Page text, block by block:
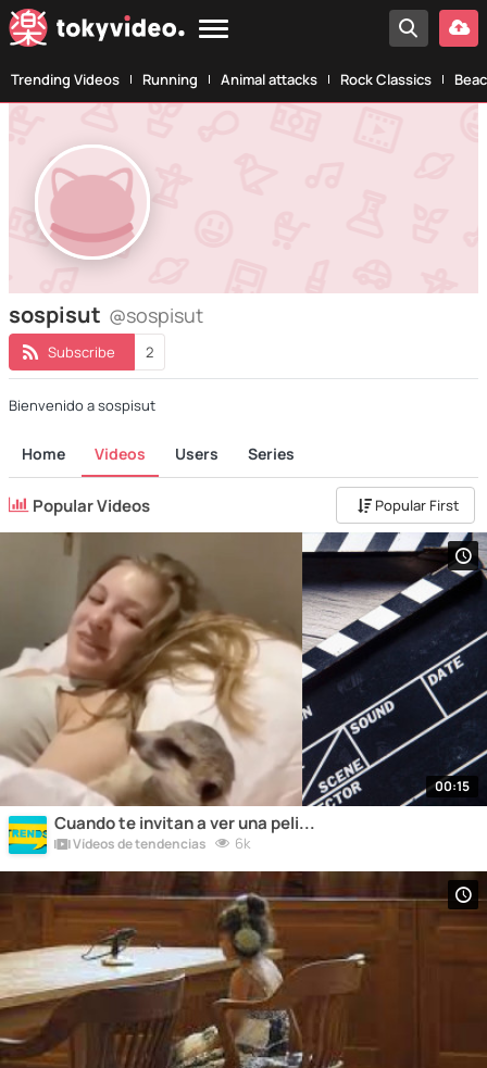
Trending Videos Running Animal attacks Rock Classics
sospisut @sospisut
Subscribe 2
Bienvenido a sospisut
Home Videos Users Series
Popular Videos Popular First
00:15
Cuando te invitan a ver una peli...
Vídeos de tendencias 6k